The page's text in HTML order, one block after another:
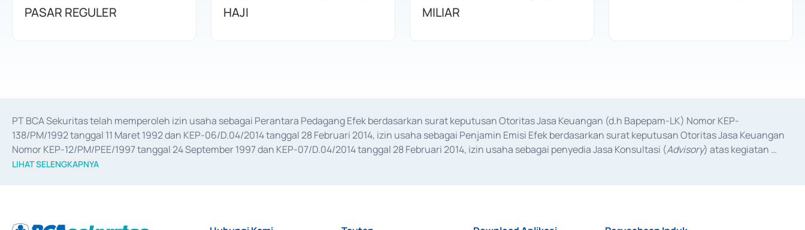
PASAR REGULER
HAJI
MILIAR
PT BCA Sekuritas telah memperoleh izin usaha sebagai Perantara Pedagang Efek berdasarkan surat keputusan Otoritas Jasa Keuangan (d.h Bapepam-LK) Nomor KEP-
138/PM/1992 tanggal 11 Maret 1992 dan KEP-06/D.04/2014 tanggal 28 Februari 2014, izin usaha sebagai Penjamin Emisi Efek berdasarkan surat keputusan Otoritas Jasa Keuangan
Nomor KEP-12/PM/PEE/1997 tanggal 24 September 1997 dan KEP-07/D.04/2014 tanggal 28 Februari 2014, izin usaha sebagai penyedia Jasa Konsultasi (Advisory) atas kegiatan
merger, akuisisi, divestasi, dan
LIHAT SELENGKAPNYA